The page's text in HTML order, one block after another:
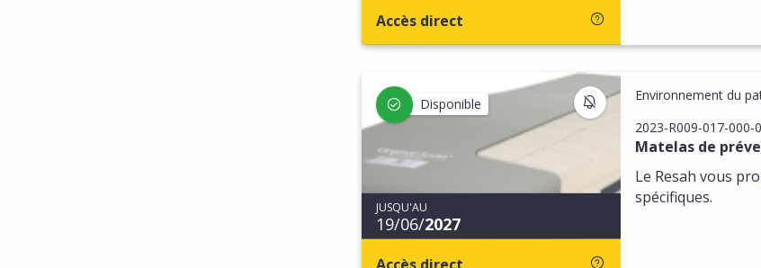
Accès direct
Disponible S'INSCRIRE AUX MISES
JUSQU'AU
19/06/2027
Accès direct
Environnement du
2023-R009-017-000-
Matelas de
Le Resah vous
spécifiques.